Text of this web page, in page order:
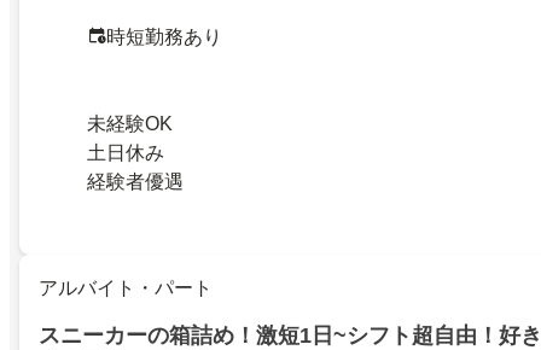
時短勤務あり
未経験OK
土日休み
経験者優遇
アルバイト・パート
スニーカーの箱詰め！激短1日~シフト超自由！好